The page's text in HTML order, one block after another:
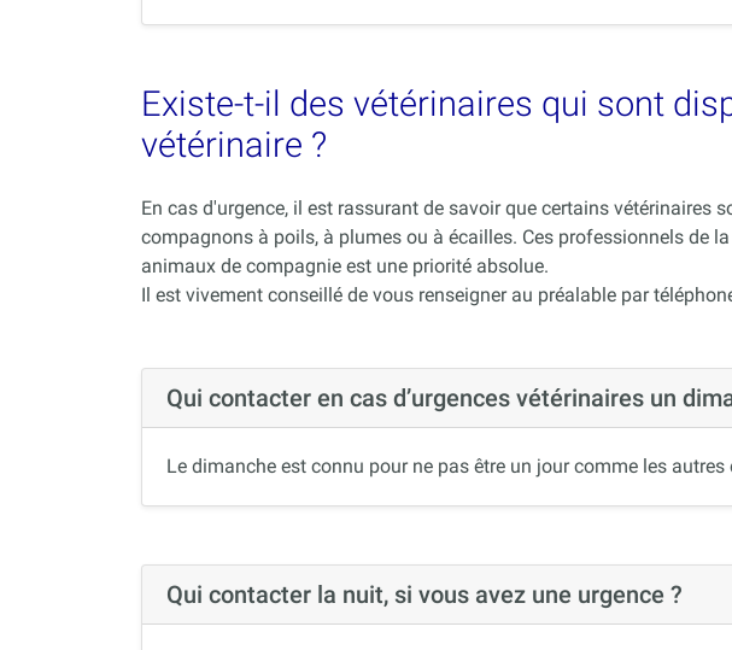
Existe-t-il des vétérinaires qui sont
vétérinaire ?
En cas d'urgence, il est rassurant de savoir que certains
compagnons à poils, à plumes ou à écailles. Ces professionnels de
animaux de compagnie est une priorité absolue.
Il est vivement conseillé de vous renseigner au préalable par
Qui contacter en cas d’urgences vétérinaires un
Le dimanche est connu pour ne pas être un jour comme les
Qui contacter la nuit, si vous avez une urgence ?